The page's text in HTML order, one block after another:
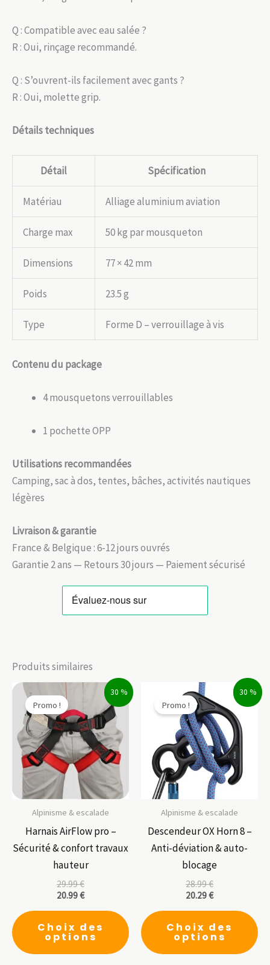
Q : Compatible avec eau salée ?
R : Oui, rinçage recommandé.
Q : S’ouvrent-ils facilement avec gants ?
R : Oui, molette grip.
Détails techniques
Détail Spécification
Matériau Alliage aluminium aviation
Charge max 50 kg par mousqueton
Dimensions 77 × 42 mm
Poids 23.5 g
Type Forme D – verrouillage à vis
Contenu du package
4 mousquetons verrouillables
1 pochette OPP
Utilisations recommandées
Camping, sac à dos, tentes, bâches, activités nautiques
légères
Livraison & garantie
France & Belgique : 6-12 jours ouvrés
Garantie 2 ans — Retours 30 jours — Paiement sécurisé
Produits similaires
30 %
Promo !
Alpinisme & escalade
Harnais AirFlow pro –
Sécurité & confort travaux
hauteur
29.99€
20.99€
Choix des
options
produit
30 %
Promo !
Alpinisme & escalade
Descendeur OX Horn 8 –
Anti-déviation & auto-
blocage
28.99€
20.29€
Choix des
options